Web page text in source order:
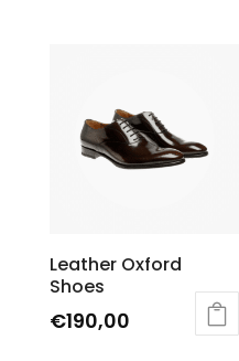
Leather Oxford
Shoes
€190,00